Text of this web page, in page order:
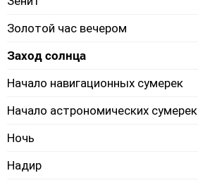
Золотой час вечером
Заход солнца
Начало навигационных сумерек
Начало астрономических сумерек
Ночь
Надир